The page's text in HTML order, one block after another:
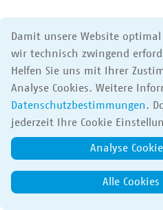
Damit unsere Website
wir technisch zwingend
Helfen Sie uns mit Ihrer
Analyse Cookies. Weitere
Datenschutzbestimmungen.
jederzeit Ihre Cookie
Analyse
Alle